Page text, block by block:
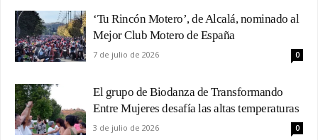
‘Tu Rincón Motero’, de Alcalá, nominado al
Mejor Club Motero de España
7 de julio de 2026 0
El grupo de Biodanza de Transformando
Entre Mujeres desafía las altas temperaturas
3 de julio de 2026 0